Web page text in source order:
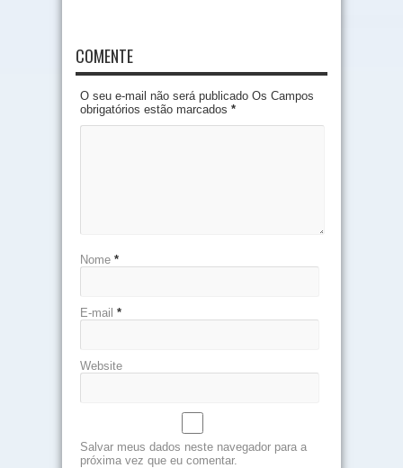
COMENTE
O seu e-mail não será publicado Os Campos
obrigatórios estão marcados *
Nome *
E-mail *
Website
Salvar meus dados neste navegador para a
próxima vez que eu comentar.